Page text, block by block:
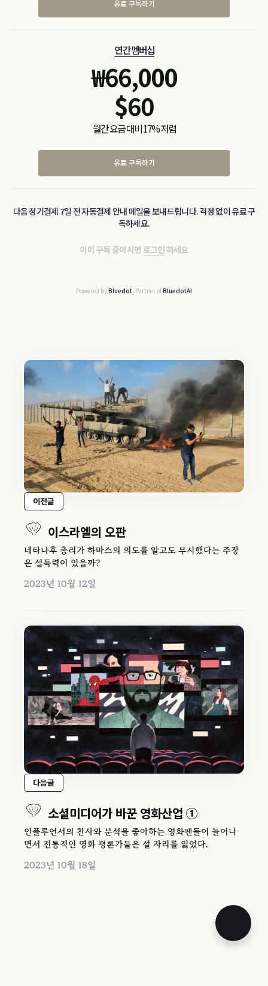
유료 구독하기
연간 멤버십
₩66,000
$60
월간 요금 대비 17% 저렴
유료 구독하기
다음 정기결제 7일 전 자동결제 안내 메일을 보내드립니다. 걱정 없이 유료 구
독하세요.
이미 구독 중이시면 로그인 하세요
Powered byBluedot, Partner ofBluedotAI
이전글
이스라엘의 오판
네타냐후 총리가 하마스의 의도를 알고도 무시했다는 주장
은 설득력이 있을까?
2023년 10월 12일
다음글
소셜미디어가 바꾼 영화산업 ①
인플루언서의 찬사와 분석을 좋아하는 영화팬들이 늘어나
면서 전통적인 영화 평론가들은 설 자리를 잃었다.
2023년 10월 18일